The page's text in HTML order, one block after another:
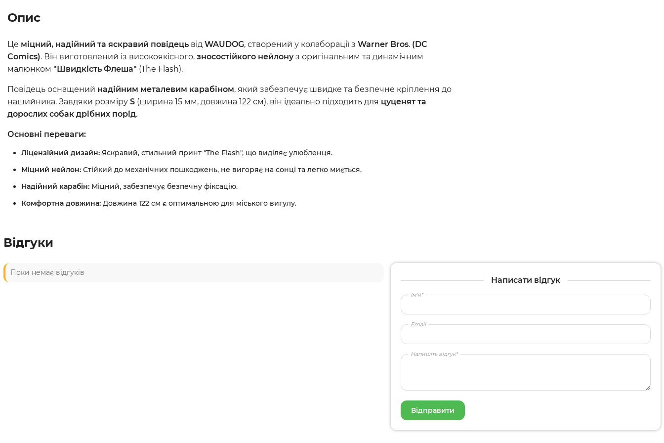
Антибіотики
Опис
Це міцний, надійний та яскравий повідець від WAUDOG, створений у колаборації з Warner Bros. (DC
Comics). Він виготовлений із високоякісного, зносостійкого нейлонуз оригінальним та динамічним
малюнком "Швидкість Флеша" (The Flash).
Повідець оснащений надійним металевим карабіном, який забезпечує швидке та безпечне кріплення до
нашийника. Завдяки розміру S (ширина 15 мм, довжина 122 см), він ідеально підходить для цуценят та
дорослих собак дрібних порід.
Основні переваги:
Ліцензійний дизайн: Яскравий, стильний принт "The Flash", що виділяє улюбленця.
Міцний нейлон: Стійкий до механічних пошкоджень, не вигоряє на сонці та легко миється.
Надійний карабін: Міцний, забезпечує безпечну фіксацію.
Комфортна довжина: Довжина 122 см є оптимальною для міського вигулу.
Відгуки
Поки немає відгуків
Написати відгук
Ім'я*
Email
Напишіть відгук*